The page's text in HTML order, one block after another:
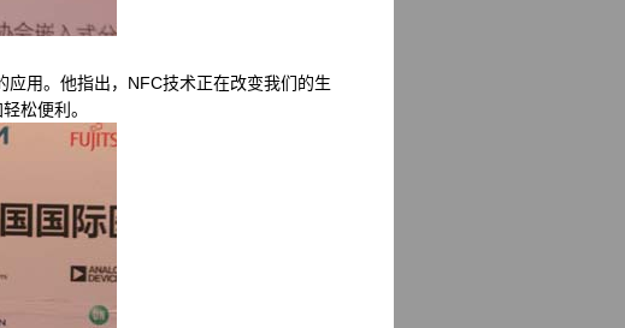
用。他指出，NFC技术正在改变我们的生
松便利。